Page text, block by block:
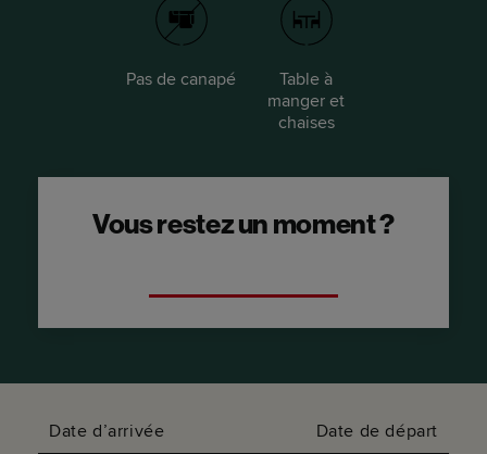
Pas de canapé
Table à
manger et
chaises
Vous restez un moment ?
Date d’arrivée Date de départ